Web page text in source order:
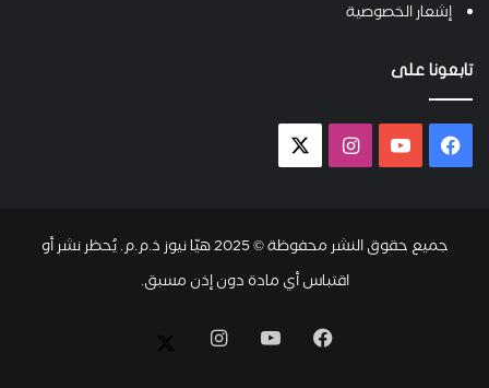
إشعار الخصوصية
تابعونا على
فيسبوك يوتيوب انستقرام
جميع حقوق النشر محفوظة © 2025 هيّا نيوز ذ.م.م. يُحظر نشر أو
اقتباس أي مادة دون إذن مسبق.
فيسبوك يوتيوب انستقرام